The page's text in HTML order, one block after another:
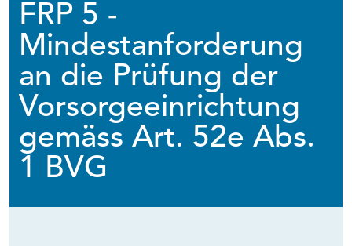
FRP 5 -
Mindestanforderung
an die Prüfung der
Vorsorgeeinrichtung
gemäss Art. 52e Abs.
1 BVG